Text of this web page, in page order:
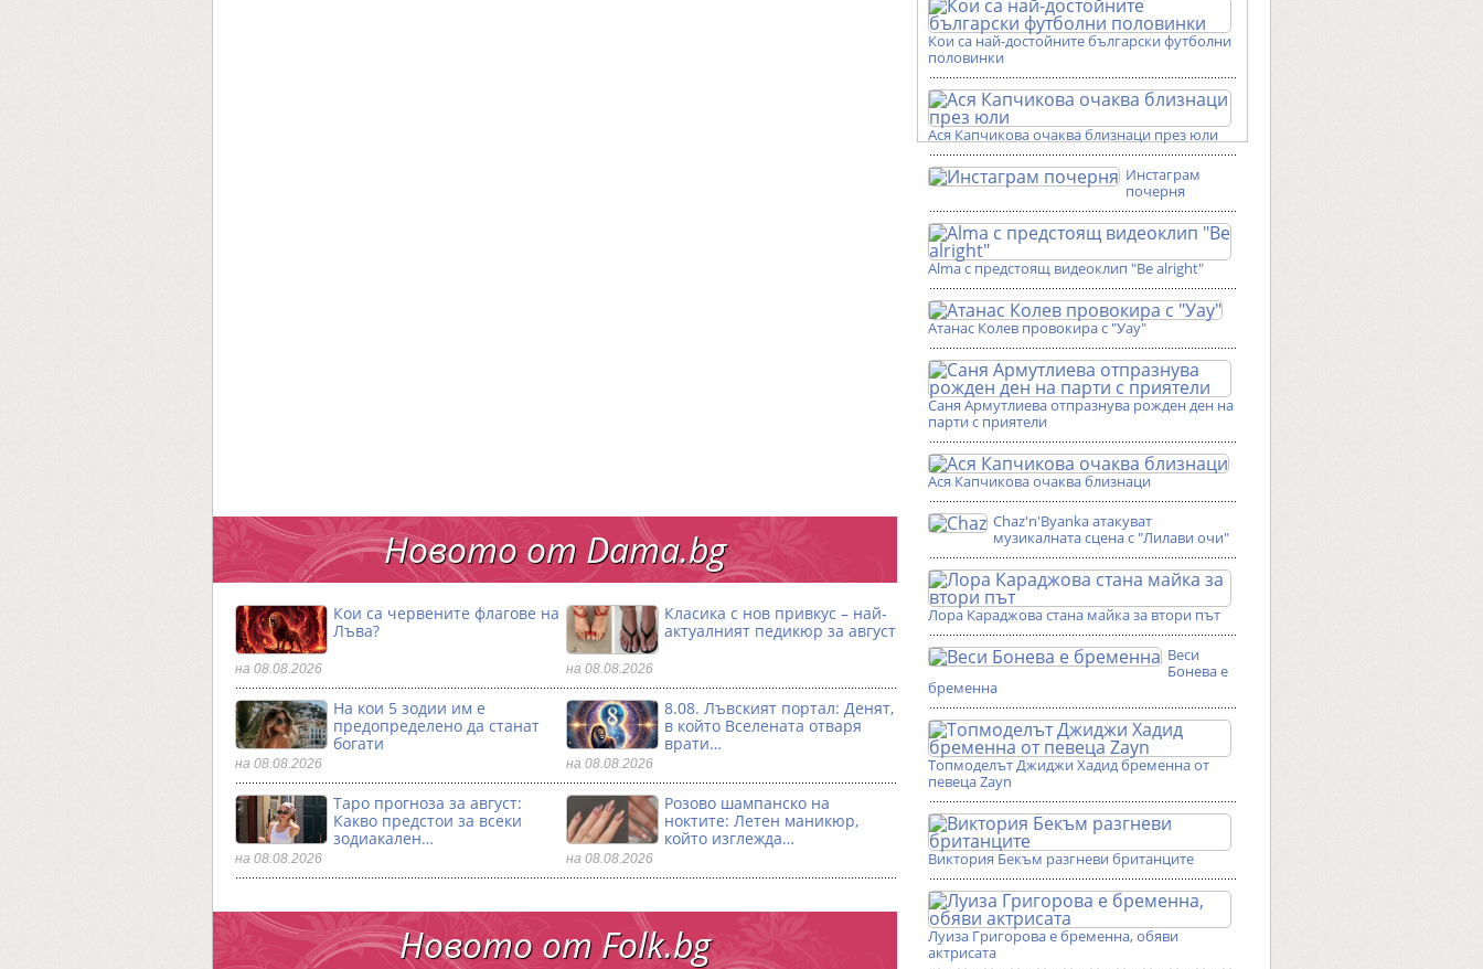
Новото от Dama.bg
Кои са червените флагове на
Лъва?
на 08.08.2026
Класика с нов привкус – най-
актуалният педикюр за август
на 08.08.2026
На кои 5 зодии им е
предопределено да станат
богати
на 08.08.2026
8.08. Лъвският портал: Денят,
в който Вселената отваря
врати…
на 08.08.2026
Таро прогноза за август:
Какво предстои за всеки
зодиакален…
на 08.08.2026
Розово шампанско на
ноктите: Летен маникюр,
който изглежда…
на 08.08.2026
Новото от Folk.bg
Кои са най-достойните български футболни
половинки
Ася Капчикова очаква близнаци през юли
Инстаграм
почерня
Alma с предстоящ видеоклип "Be alright"
Атанас Колев провокира с "Уау"
Саня Армутлиева отпразнува рожден ден на
парти с приятели
Ася Капчикова очаква близнаци
Chaz'n'Byanka атакуват
музикалната сцена с "Лилави очи"
Лора Караджова стана майка за втори път
Веси
Бонева е
бременна
Топмоделът Джиджи Хадид бременна от
певеца Zayn
Виктория Бекъм разгневи британците
Луиза Григорова е бременна, обяви
актрисата